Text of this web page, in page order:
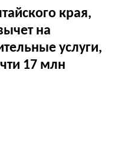
края,
на
услуги,
17 млн